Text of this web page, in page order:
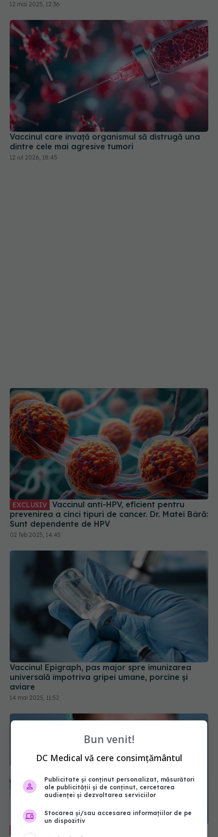
12 mai 2025, 12:36
Vaccinul care învață organismul să distrugă una
dintre cele mai agresive tumori
12 iul 2026, 18:45
EXCLUSIV
prevenirea a cinci tipuri de cancer. Dr. Matei Bâră:
Sunt dependente de HPV
02 feb 2025, 14:45
Vaccinul Epigraph, pas major spre imunizarea
universală împotriva gripei umane, porcine și
aviare
14 mai 2025, 11:52
Bun venit!
DC Medical vă cere consimțământul
Publicitate și conținut personalizat, măsurători
ale publicității și de conținut, cercetarea
audienței și dezvoltarea serviciilor
Stocarea și/sau accesarea informațiilor de pe
un dispozitiv